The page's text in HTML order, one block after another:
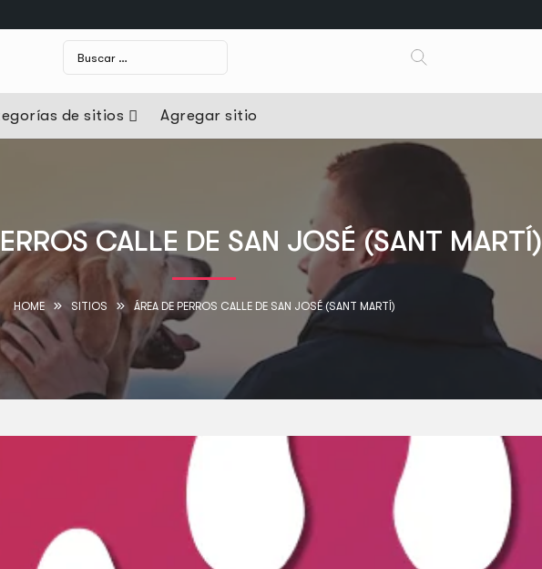
de sitios Agregar sitio
CALLE DE SAN JOSÉ (SANT MARTÍ)
HOME SITIOS ÁREA DE PERROS CALLE DE SAN JOSÉ (SANT MARTÍ)